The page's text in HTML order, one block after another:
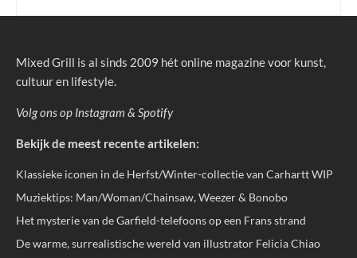
Mixed Grill is al sinds 2009 hét online magazine voor kunst,
cultuur en lifestyle.
Volg ons op Instagram & Spotify
Bekijk de meest recente artikelen:
Klassieke iconen in de Herfst/Winter-collectie van Carhartt WIP
Muziektips: Man/Woman/Chainsaw, Weezer & Bonobo
Het mysterie van de Garfield-telefoons op een Frans strand
De warme, surrealistische wereld van illustrator Felicia Chiao